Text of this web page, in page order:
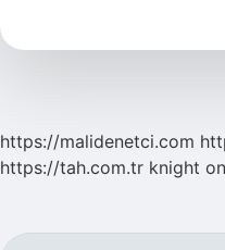
https://malidenetci.com
https://tah.com.tr knight